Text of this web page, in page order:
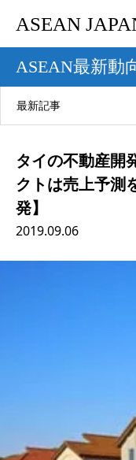
ASEAN
ASEAN最新動
最新記事
タイの不動産開
クトは売上予測
発】
2019.09.06